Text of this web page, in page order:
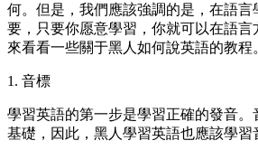
何。但是，我們應該強調的是，在語言
要，只要你愿意學習，你就可以在語言
來看看一些關于黑人如何說英語的教程
1. 音標
學習英語的第一步是學習正確的發音。
基礎，因此，黑人學習英語也應該學習